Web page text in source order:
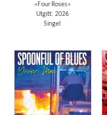
«Four Roses»
Utgitt: 2026
Singel